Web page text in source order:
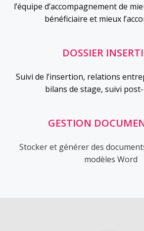
l’équipe d’accompagnement de
bénéficiaire et mieux
DOSSIER
Suivi de l’insertion, relations
bilans de stage, suivi
GESTION
Stocker et générer des
modèles Word